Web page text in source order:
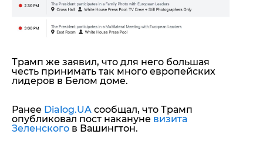
Трамп же заявил, что для него большая
честь принимать так много европейских
лидеров в Белом доме.
Ранее Dialog.UA сообщал, что Трамп
опубликовал пост накануне визита
Зеленского в Вашингтон.